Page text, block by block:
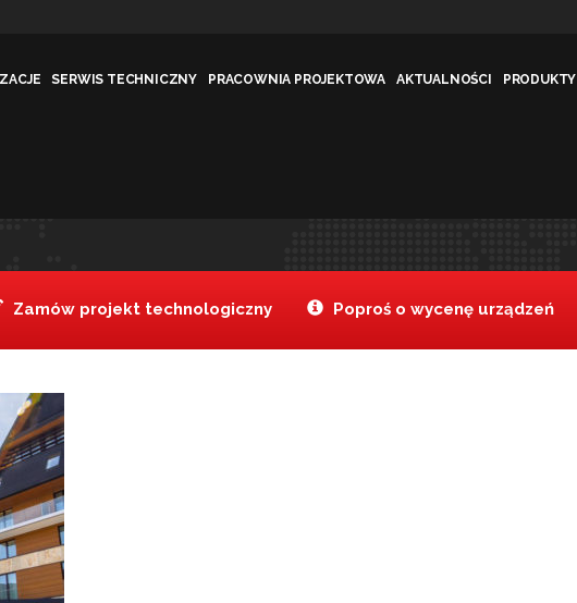
SERWIS TECHNICZNY PRACOWNIA PROJEKTOWA AKTUALNOŚCI PRODUKTY
Zamów projekt technologiczny Poproś o wycenę urządzeń